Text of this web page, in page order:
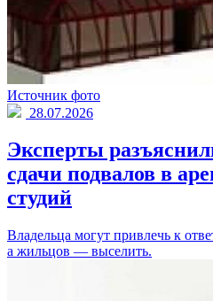
Источник фото
28.07.2026
Эксперты
сдачи подвалов в
студий
Владельца могут привлечь к
а жильцов — выселить.